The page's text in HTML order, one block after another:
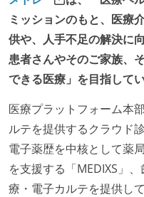
ミッションのもと、医療
供や、人手不足の解決に
患者さんやそのご家族、
できる医療」を目指してい
医療プラットフォーム本
ルテを提供するクラウド
電子薬歴を中核として薬
を支援する「MEDIXS」
療・電子カルテを提供し